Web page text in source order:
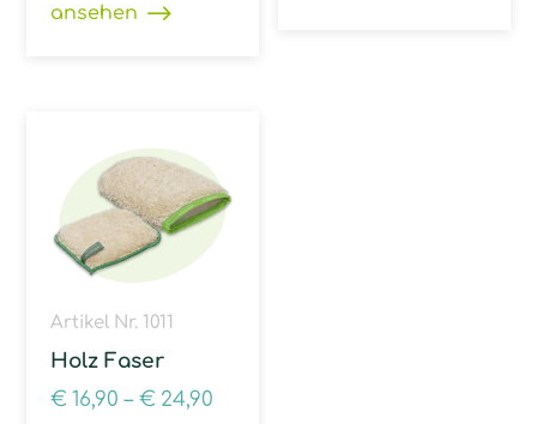
ansehen
Artikel Nr. 1011
Holz Faser
€ 16,90 –€ 24,90